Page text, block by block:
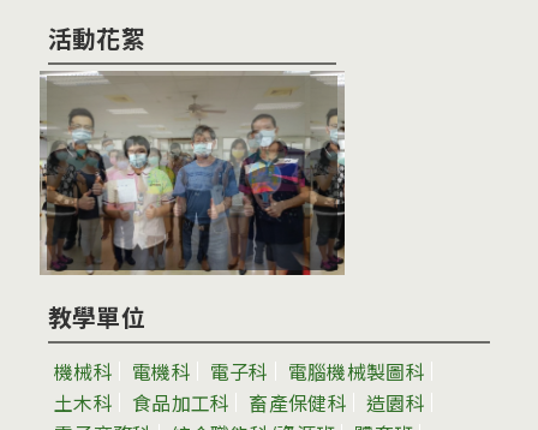
活動花絮
教學單位
機械科 電機科 電子科
電腦機械製圖科
土木科
食品加工科 畜產保健科
造園科